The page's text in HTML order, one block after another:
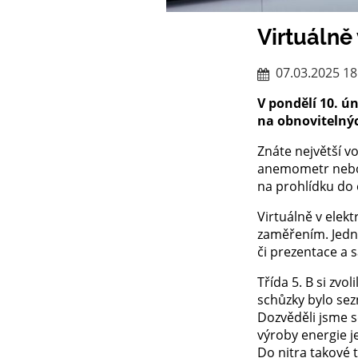
Virtuálně
07.03.2025
V pondělí 10.
na
Znáte největší
anemometr
na prohlídku do
Virtuálně v
zaměřením.
či prezentace a
Třída 5. B si
schůzky bylo
Dozvěděli jsme
výroby energie
Do nitra takové